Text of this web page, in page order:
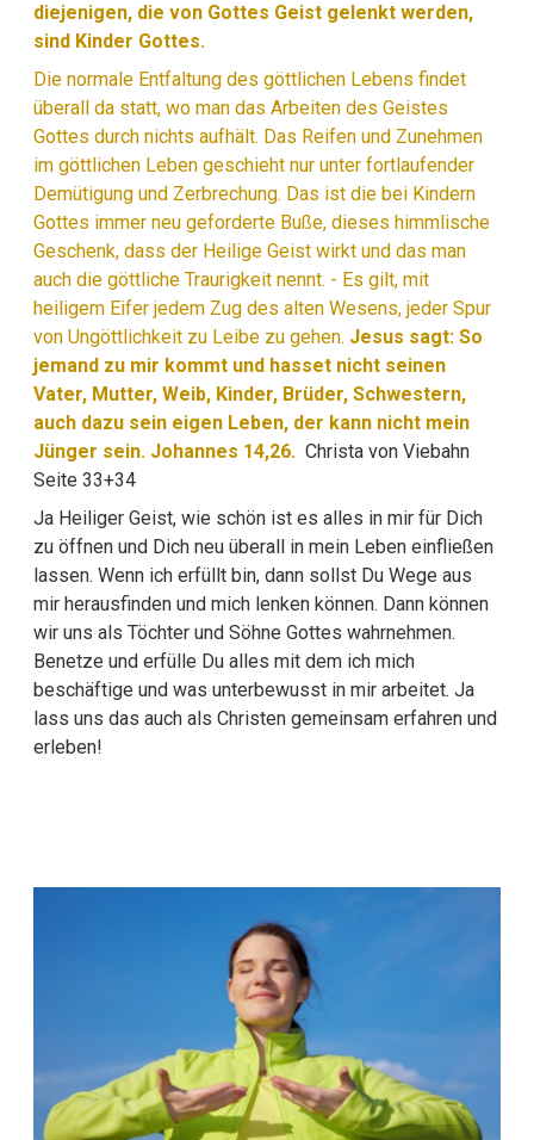
diejenigen, die von Gottes Geist gelenkt werden,
sind Kinder Gottes.
Die normale Entfaltung des göttlichen Lebens findet
überall da statt, wo man das Arbeiten des Geistes
Gottes durch nichts aufhält. Das Reifen und Zunehmen
im göttlichen Leben geschieht nur unter fortlaufender
Demütigung und Zerbrechung. Das ist die bei Kindern
Gottes immer neu geforderte Buße, dieses himmlische
Geschenk, dass der Heilige Geist wirkt und das man
auch die göttliche Traurigkeit nennt. - Es gilt, mit
heiligem Eifer jedem Zug des alten Wesens, jeder Spur
von Ungöttlichkeit zu Leibe zu gehen. Jesus sagt: So
jemand zu mir kommt und hasset nicht seinen
Vater, Mutter, Weib, Kinder, Brüder, Schwestern,
auch dazu sein eigen Leben, der kann nicht mein
Jünger sein. Johannes 14,26. Christa von Viebahn
Seite 33+34
Ja Heiliger Geist, wie schön ist es alles in mir für Dich
zu öffnen und Dich neu überall in mein Leben einfließen
lassen. Wenn ich erfüllt bin, dann sollst Du Wege aus
mir herausfinden und mich lenken können. Dann können
wir uns als Töchter und Söhne Gottes wahrnehmen.
Benetze und erfülle Du alles mit dem ich mich
beschäftige und was unterbewusst in mir arbeitet. Ja
lass uns das auch als Christen gemeinsam erfahren und
erleben!